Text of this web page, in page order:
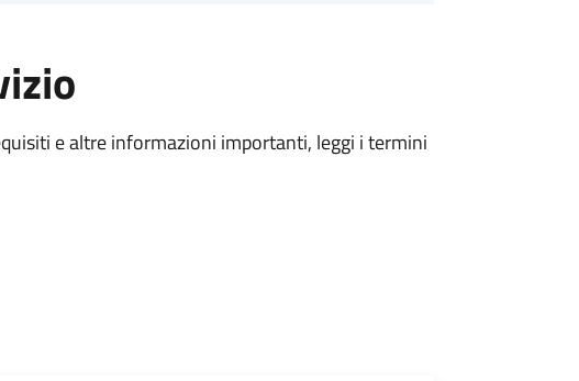
e altre informazioni importanti, leggi i termini